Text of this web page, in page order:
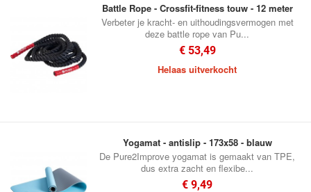
Battle Rope - Crossfit-fitness touw - 12 meter
Verbeter je kracht- en uithoudingsvermogen met
deze battle rope van Pu...
€ 53,49
Helaas uitverkocht
Yogamat - antislip - 173x58 - blauw
De Pure2Improve yogamat is gemaakt van TPE,
dus extra zacht en flexibe...
€ 9,49